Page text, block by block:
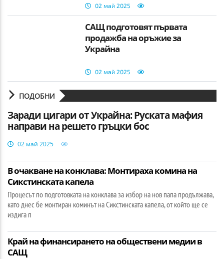
02 май 2025
САЩ подготовят първата
продажба на оръжие за
Украйна
02 май 2025
ПОДОБНИ
Заради цигари от Украйна: Руската мафия
направи на решето гръцки бос
02 май 2025
В очакване на конклава: Монтираха комина на
Сикстинската капела
Процесът по подготовката на конклава за избор на нов папа продължава,
като днес бе монтиран коминът на Сикстинската капела, от който ще се
издига п
Край на финансирането на обществени медии в
САЩ